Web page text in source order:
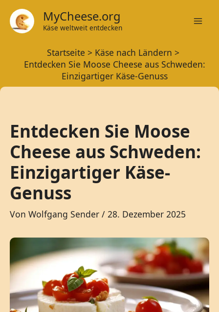
Inhalt
springen
MyCheese.org
Käse weltweit entdecken
Startseite
Käse nach Ländern
Entdecken Sie Moose Cheese aus Schweden:
Einzigartiger Käse-Genuss
Entdecken Sie Moose
Cheese aus Schweden:
Einzigartiger Käse-
Genuss
Von Wolfgang Sender / 28. Dezember 2025